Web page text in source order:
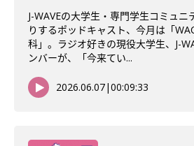
J-WAVEの大学生・専門学生コミュニ
りするポッドキャスト、今月は「
科」。ラジオ好きの現役大学生、J-
ンバーが、「今来てい...
2026.06.07|00:09:33